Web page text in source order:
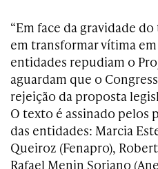
“Em face da gravidade
em transformar vítima
entidades repudiam o
aguardam que o
rejeição da proposta
O texto é assinado pelos
das entidades: Marcia
Queiroz (Fenapro),
Rafael Menin Soriano